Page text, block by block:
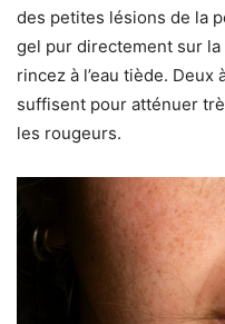
des petites lésions de la
gel pur directement sur
rincez à l’eau tiède.
suffisent pour atténuer
les rougeurs.